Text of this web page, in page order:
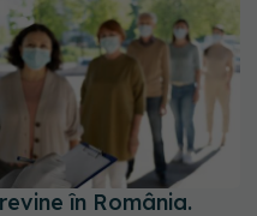
în România.